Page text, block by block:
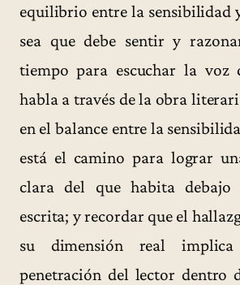
equilibrio entre la sensibilidad
sea que debe sentir y
tiempo para escuchar la voz
habla a través de la obra
en el balance entre la
está el camino para lograr
clara del que habita
escrita; y recordar que el
su dimensión real implica
penetración del lector dentro